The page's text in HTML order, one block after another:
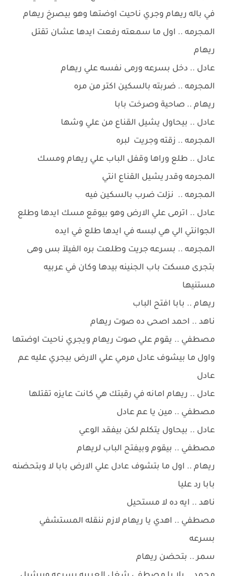
في باله ريهام وجري ناحيت اوضتها وهو بيصرخ ريهام
المجرمه .. اول ما سمعته رفعت ايدها عشان تقتل
ريهام
عادل .. دخل بسرعه ورمى نفسه علي ريهام
المجرمه .. ضربته بالسكين اكتر من مره
ريهام .. صاحية وصرخت بابا
عادل .. بيحاول يشيل القناع من علي وشها
المجرمه .. زقته وجريت لبره
عادل .. طلع وراها وقفل الباب علي ريهام ومسك
المجرمه وقدر يشيل القناع انتي
المجرمه .. نزلت ضرب بالسكين فيه
عادل .. اترمى علي الارض وهو بيوقع مسك ايدها وطلع
الجوانتي الي هي لبسه في ايدها طلع في ايده
المجرمه .. بسرعه جريت وطلعت بره الفيلآ بس وهى
بتجرى مسكت باب الجنينه بيدها وكان في عربيه
مستنيها
ريهام .. بابا افتح الباب
ناهد .. احمد اصحى ده صوت ريهام
مصطفي .. يقوم علي صوت ريهام ويجري ناحيت اوضتها
واول ما بيشوف عادل مرمي علي الارض بيجري عليه عم
عادل
عادل .. ريهام امانه في رقبتك هي كانت عايزه تقتلها
مصطفي .. مين يا عم عادل
عادل .. بيحاول يتكلم لكن بيفقد الوعي
مصطفي .. بيقوم وبيفتح الباب لريهام
ريهام .. اول ما بتشوف عادل علي الارض بابا لا وبتحضنه
بابا رد عليا
ناهد .. ايه ده لا مستحيل
مصطفي .. اهدي يا ريهام لازم ننقله المستشفي
بسرعه
سمر .. بتحضن ريهام